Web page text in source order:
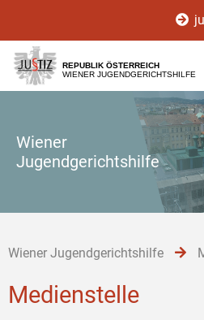
[1]
[2]
[3]
REPUBLIK ÖSTERREICH
WIENER JUGENDGERICHTSHILFE
Wiener
Jugendgerichtshilfe
Wiener Jugendgerichtshilfe
Medienstelle